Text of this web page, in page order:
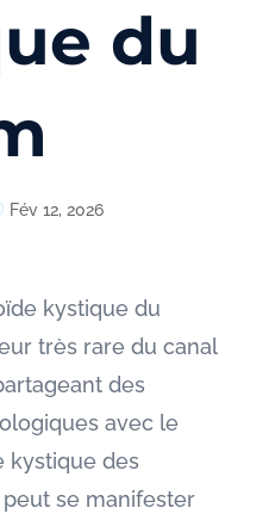
du
Fév 12, 2026
kystique du
très rare du canal
des
avec le
kystique des
se manifester